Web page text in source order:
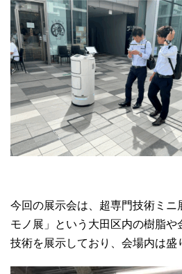
今回の展示会は、超専門技術ミニ
モノ展」という大田区内の樹脂や
技術を展示しており、会場内は盛